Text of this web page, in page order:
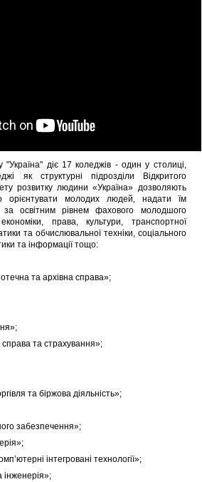
"Україна" діє 17 коледжів - один у столиці,
як структурні підрозділи Відкритого
розвитку людини «Україна» дозволяють
орієнтувати молодих людей, надати їм
за освітним рівнем фахового молодшого
права, культури, транспортної
та обчислювальної техніки, соціального
та інформації тощо:
та архівна справа»;
справа та страхування»;
та біржова діяльність»;
забезпечення»;
інтегровані технології»;
інженерія»;